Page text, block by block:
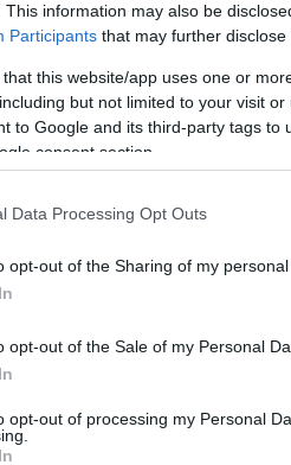
This information may also be
Participants that may further
that this website/app uses one or
but not limited to your visit
to Google and its third-party tags to
consent section.
Data Processing Opt Outs
opt-out of the Sharing of my personal
opt-out of the Sale of my Personal
opt-out of processing my Personal
folyik arról, hogy a
a nemzeti ünnepen.
biztonságos lebonyolításáért